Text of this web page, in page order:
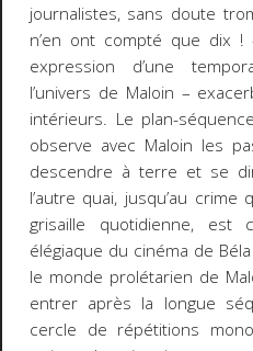
journalistes, sans doute
n’en ont compté que dix !
expression d’une
l’univers de Maloin –
intérieurs. Le plan-
observe avec Maloin les
descendre à terre et se
l’autre quai, jusqu’au
grisaille quotidienne, est
élégiaque du cinéma de
le monde prolétarien de
entrer après la longue
cercle de répétitions